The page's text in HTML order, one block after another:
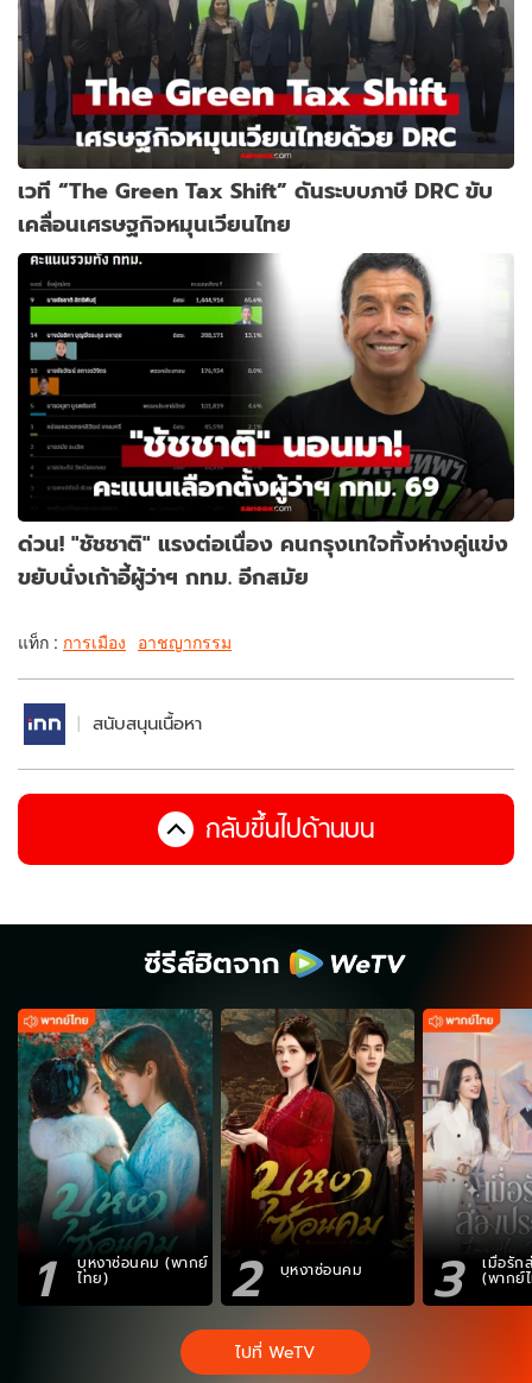
เวที “The Green Tax Shift” ดันระบบภาษี DRC ขับ
เคลื่อนเศรษฐกิจหมุนเวียนไทย
ด่วน! "ชัชชาติ" แรงต่อเนื่อง คนกรุงเทใจทิ้งห่างคู่แข่ง
ขยับนั่งเก้าอี้ผู้ว่าฯ กทม. อีกสมัย
แท็ก : การเมือง อาชญากรรม
สนับสนุนเนื้อหา
กลับขึ้นไปด้านบน
ซีรีส์ฮิตจาก
1 บุหงาซ่อนคม (พากย์
ไทย) 2 บุหงาซ่อนคม 3 เมื่อรัก
(พากย์
ไปที่ WeTV